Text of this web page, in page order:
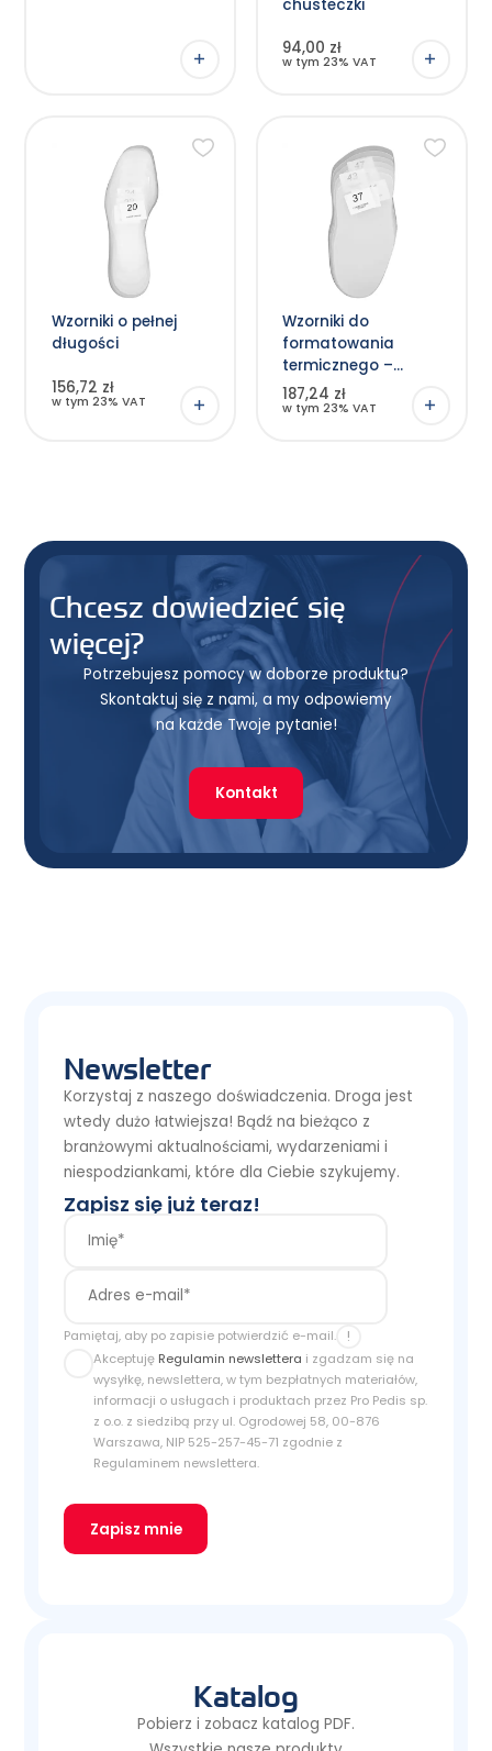
chusteczki
94,00 zł
w tym 23% VAT
Wzorniki o pełnej
długości
156,72 zł
w tym 23% VAT
Wzorniki do
formatowania
termicznego –
formy 3/4
187,24 zł
w tym 23% VAT
Chcesz dowiedzieć się
więcej?
Potrzebujesz pomocy w doborze produktu?
Skontaktuj się z nami, a my odpowiemy
na każde Twoje pytanie!
Kontakt
Newsletter
Korzystaj z naszego doświadczenia. Droga jest
wtedy dużo łatwiejsza! Bądź na bieżąco z
branżowymi aktualnościami, wydarzeniami i
niespodziankami, które dla Ciebie szykujemy.
Zapisz się już teraz!
Pamiętaj, aby po zapisie potwierdzić e-mail. !
Akceptuję Regulamin newslettera i zgadzam się na
wysyłkę, newslettera, w tym bezpłatnych materiałów,
informacji o usługach i produktach przez Pro Pedis sp.
z o.o. z siedzibą przy ul. Ogrodowej 58, 00-876
Warszawa, NIP 525-257-45-71 zgodnie z
Regulaminem newslettera.
Zapisz mnie
Katalog
Pobierz i zobacz katalog PDF.